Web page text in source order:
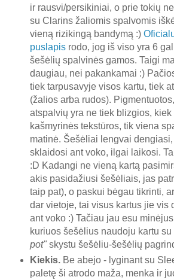
ir rausvi/persikiniai, o prie tokių
su Clarins žaliomis spalvomis
vieną rizikingą bandymą :)
puslapisrodo, jog iš viso yra 6
šešėlių spalvinės gamos. Taigi
daugiau, nei pakankamai :)
tiek tarpusavyje visos kartu, tiek
(žalios arba rudos).
atspalvių yra ne tiek blizgios, kiek
kašmyrinės tekstūros, tik viena
matinė. Šešėliai lengvai
sklaidosi ant voko, ilgai laikosi.
:D Kadangi ne vieną kartą
akis pasidažiusi šešėliais, jas
taip pat), o paskui bėgau tikrinti,
dar vietoje, tai visus kartus jie vis
ant voko :) Tačiau jau esu
kuriuos šešėlius naudoju kartu su
pot" skystu šešėliu-šešėlių
Kiekis. Be abejo - lyginant su
paletę ši atrodo maža, menka ir